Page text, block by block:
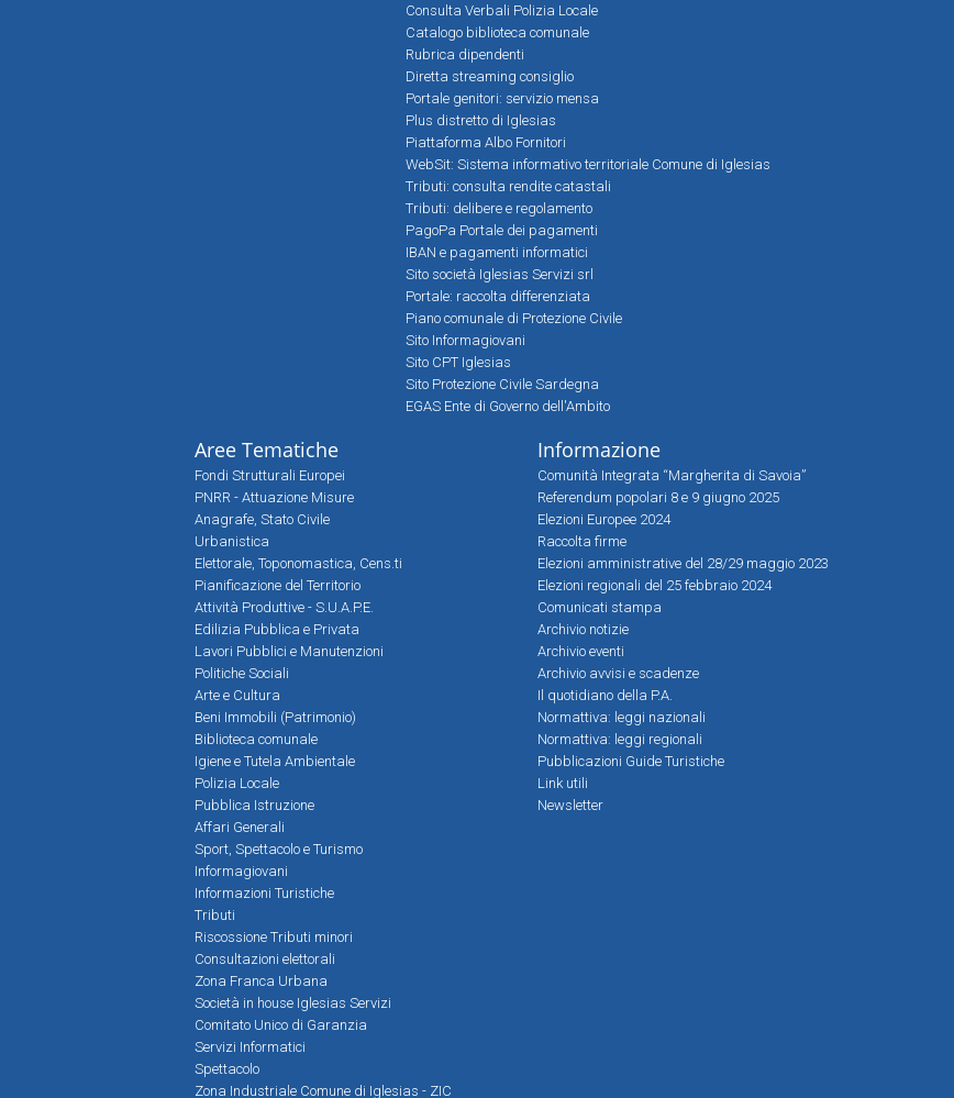
Consulta Verbali Polizia Locale
Catalogo biblioteca comunale
Rubrica dipendenti
Diretta streaming consiglio
Portale genitori: servizio mensa
Plus distretto di Iglesias
Piattaforma Albo Fornitori
WebSit: Sistema informativo territoriale Comune di Iglesias
Tributi: consulta rendite catastali
Tributi: delibere e regolamento
PagoPa Portale dei pagamenti
IBAN e pagamenti informatici
Sito società Iglesias Servizi srl
Portale: raccolta differenziata
Piano comunale di Protezione Civile
Sito Informagiovani
Sito CPT Iglesias
Sito Protezione Civile Sardegna
EGAS Ente di Governo dell'Ambito
Aree Tematiche
Fondi Strutturali Europei
PNRR - Attuazione Misure
Anagrafe, Stato Civile
Urbanistica
Elettorale, Toponomastica, Cens.ti
Pianificazione del Territorio
Attività Produttive - S.U.A.P.E.
Edilizia Pubblica e Privata
Lavori Pubblici e Manutenzioni
Politiche Sociali
Arte e Cultura
Beni Immobili (Patrimonio)
Biblioteca comunale
Igiene e Tutela Ambientale
Polizia Locale
Pubblica Istruzione
Affari Generali
Sport, Spettacolo e Turismo
Informagiovani
Informazioni Turistiche
Tributi
Riscossione Tributi minori
Consultazioni elettorali
Zona Franca Urbana
Società in house Iglesias Servizi
Comitato Unico di Garanzia
Servizi Informatici
Spettacolo
Zona Industriale Comune di Iglesias - ZIC
Informazione
Comunità Integrata “Margherita di Savoia”
Referendum popolari 8 e 9 giugno 2025
Elezioni Europee 2024
Raccolta firme
Elezioni amministrative del 28/29 maggio 2023
Elezioni regionali del 25 febbraio 2024
Comunicati stampa
Archivio notizie
Archivio eventi
Archivio avvisi e scadenze
Il quotidiano della P.A.
Normattiva: leggi nazionali
Normattiva: leggi regionali
Pubblicazioni Guide Turistiche
Link utili
Newsletter